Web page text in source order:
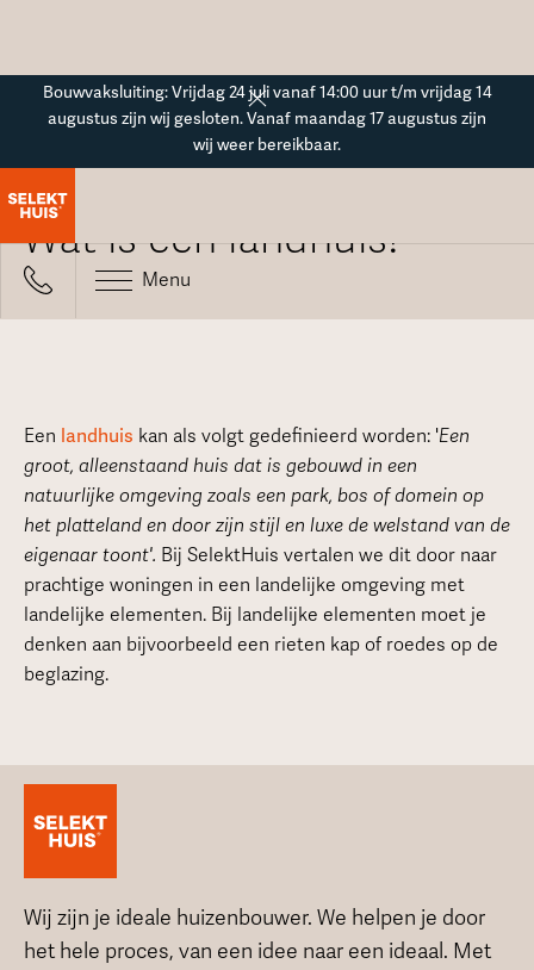
Bouwvaksluiting: Vrijdag 24 juli vanaf 14:00 uur t/m vrijdag 14
augustus zijn wij gesloten. Vanaf maandag 17 augustus zijn
wij weer bereikbaar.
Menu
Wat is een landhuis?
Een landhuis kan als volgt gedefinieerd worden: 'Een
groot, alleenstaand huis dat is gebouwd in een
natuurlijke omgeving zoals een park, bos of domein op
het platteland en door zijn stijl en luxe de welstand van de
eigenaar toont'. Bij SelektHuis vertalen we dit door naar
prachtige woningen in een landelijke omgeving met
landelijke elementen. Bij landelijke elementen moet je
denken aan bijvoorbeeld een rieten kap of roedes op de
beglazing.
Wij zijn je ideale huizenbouwer. We helpen je door
het hele proces, van een idee naar een ideaal. Met